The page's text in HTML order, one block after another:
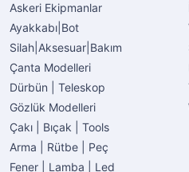
Askeri Ekipmanlar
Ayakkabı|Bot
Silah|Aksesuar|Bakım
Çanta Modelleri
Dürbün | Teleskop
Gözlük Modelleri
Çakı | Bıçak | Tools
Arma | Rütbe | Peç
Fener | Lamba | Led